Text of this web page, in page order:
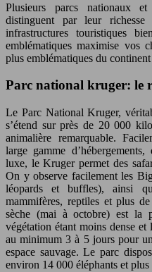
Plusieurs parcs nationaux
distinguent par leur
infrastructures touristiques
emblématiques maximise vos
plus emblématiques du
Parc national kruger: le
Le Parc National Kruger,
s’étend sur près de 20 000
animalière remarquable.
large gamme
luxe, le Kruger permet des
On y observe facilement les
léopards et buffles), ainsi
mammifères, reptiles et plus
sèche (mai à octobre) est la
végétation étant moins dense
au minimum 3 à 5 jours pour
espace sauvage. Le parc
environ 14 000 éléphants et